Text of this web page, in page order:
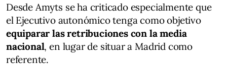
Desde Amyts se ha criticado especialmente que
el Ejecutivo autonómico tenga como objetivo
equiparar las retribuciones con la media
nacional, en lugar de situar a Madrid como
referente.